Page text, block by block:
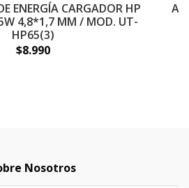
ENERGÍA CARGADOR HP
4,8*1,7 MM / MOD. UT-
HP65(3)
$8.990
Nosotros